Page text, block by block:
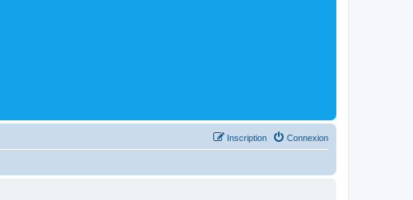
Connexion
Inscription